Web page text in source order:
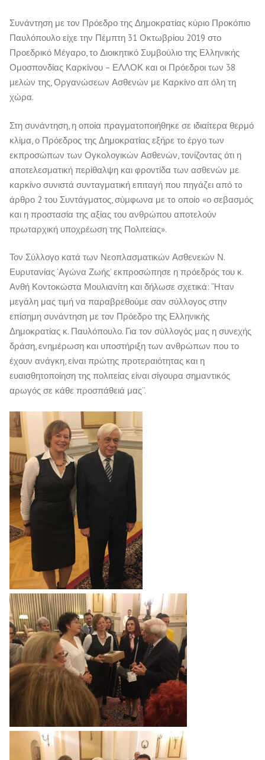
Συνάντηση με τον Πρόεδρο της Δημοκρατίας κύριο Προκόπιο
Παυλόπουλο είχε την Πέμπτη 31 Οκτωβρίου 2019 στο
Προεδρικό Μέγαρο, το Διοικητικό Συμβούλιο της Ελληνικής
Ομοσπονδίας Καρκίνου – ΕΛΛΟΚ και οι Πρόεδροι των 38
μελών της, Οργανώσεων Ασθενών με Καρκίνο απ όλη τη
χώρα.
Στη συνάντηση, η οποία πραγματοποιήθηκε σε ιδιαίτερα θερμό
κλίμα, ο Πρόεδρος της Δημοκρατίας εξήρε το έργο των
εκπροσώπων των Ογκολογικών Ασθενών, τονίζοντας ότι η
αποτελεσματική περίθαλψη και φροντίδα των ασθενών με
καρκίνο συνιστά συνταγματική επιταγή που πηγάζει από τo
άρθρο 2 του Συντάγματος, σύμφωνα με τo οποίo «ο σεβασμός
και η προστασία της αξίας του ανθρώπου αποτελούν
πρωταρχική υποχρέωση της Πολιτείας».
Τον Σύλλογο κατά των Νεοπλασματικών Ασθενειών Ν.
Ευρυτανίας ‘Αγώνα Ζωής’ εκπροσώπησε η πρόεδρός του κ.
Ανθή Κοντοκώστα Μουλιανίτη και δήλωσε σχετικά: ‘Ήταν
μεγάλη μας τιμή να παραβρεθούμε σαν σύλλογος στην
επίσημη συνάντηση με τον Πρόεδρο της Ελληνικής
Δημοκρατίας κ. Παυλόπουλο. Για τον σύλλογός μας η συνεχής
δράση, ενημέρωση και υποστήριξη των ανθρώπων που το
έχουν ανάγκη, είναι πρώτης προτεραιότητας και η
ευαισθητοποίηση της πολιτείας είναι σίγουρα σημαντικός
αρωγός σε κάθε προσπάθειά μας’’.